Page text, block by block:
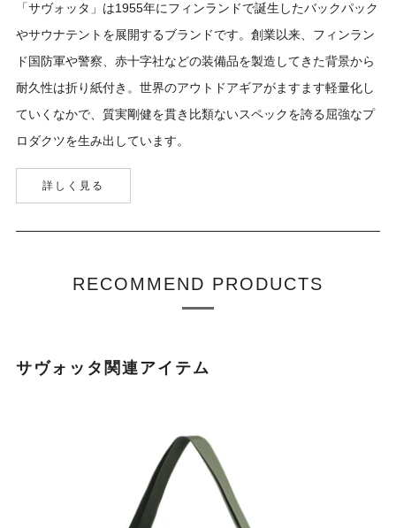
「サヴォッタ」は1955年にフィンランドで誕生したバックパック
やサウナテントを展開するブランドです。創業以来、フィンラン
ド国防軍や警察、赤十字社などの装備品を製造してきた背景から
耐久性は折り紙付き。世界のアウトドアギアがますます軽量化し
ていくなかで、質実剛健を貫き比類ないスペックを誇る屈強なプ
ロダクツを生み出しています。
詳しく見る
RECOMMEND PRODUCTS
サヴォッタ関連アイテム